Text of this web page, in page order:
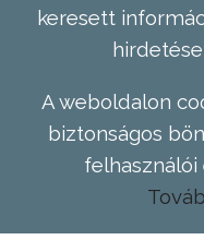
keresett
A weboldalon
biztonságos